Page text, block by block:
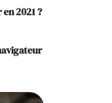
2021 ?